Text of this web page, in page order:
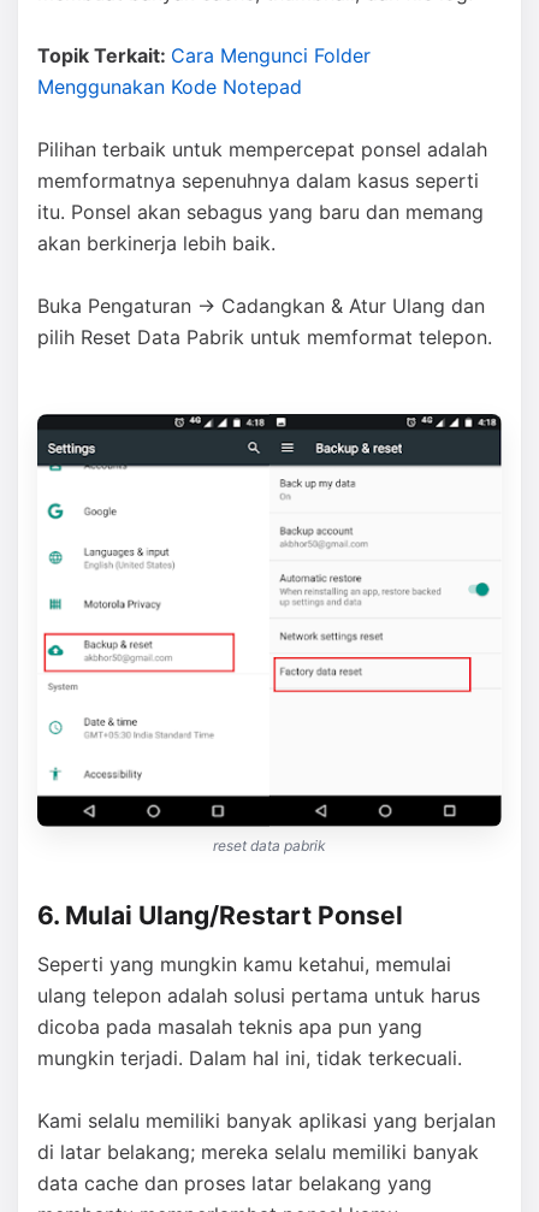
Topik Terkait: Cara Mengunci Folder
Menggunakan Kode Notepad
Pilihan terbaik untuk mempercepat ponsel adalah
memformatnya sepenuhnya dalam kasus seperti
itu. Ponsel akan sebagus yang baru dan memang
akan berkinerja lebih baik.
Buka Pengaturan → Cadangkan & Atur Ulang dan
pilih Reset Data Pabrik untuk memformat telepon.
reset data pabrik
6. Mulai Ulang/Restart Ponsel
Seperti yang mungkin kamu ketahui, memulai
ulang telepon adalah solusi pertama untuk harus
dicoba pada masalah teknis apa pun yang
mungkin terjadi. Dalam hal ini, tidak terkecuali.
Kami selalu memiliki banyak aplikasi yang berjalan
di latar belakang; mereka selalu memiliki banyak
data cache dan proses latar belakang yang